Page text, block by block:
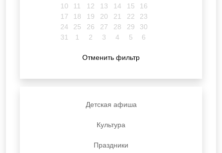
10
11 12 13 14 15
16
17
18 19 20 21 22
23
24
25 26 27 28 29
30
31
1 2 3 4 5 6
Отменить фильтр
Детская афиша
Культура
Праздники